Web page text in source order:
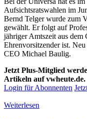
Aufsichtsratswahlen im
Bernd Telger wurde zum
gewählt. Er folgt auf
jähriger Amtszeit aus dem
Ehrenvorsitzender ist.
CEO Michael Baulig.
Jetzt Plus-Mitglied
Artikeln auf vwheute.de.
Login für Abonnenten
Weiterlesen